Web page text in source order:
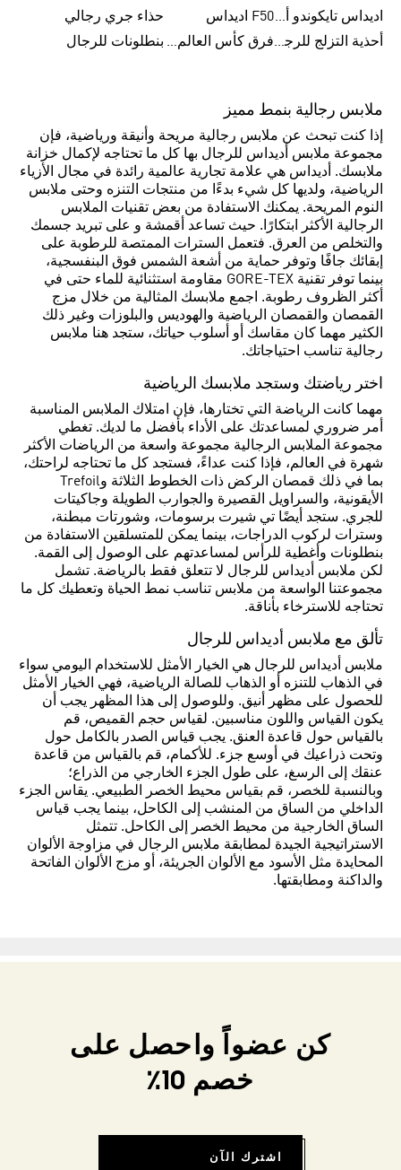
اديداس تايكوندو أورجنالزF50 اديداس
حذاء جري رجالي
أحذية التزلج للرجال
فرق كأس العالم FIFA 26™ بنطلونات للرجال
ملابس رجالية بنمط مميز
إذا كنت تبحث عن ملابس رجالية مريحة وأنيقة ورياضية، فإن
مجموعة ملابس أديداس للرجال بها كل ما تحتاجه لإكمال خزانة
ملابسك. أديداس هي علامة تجارية عالمية رائدة في مجال الأزياء
الرياضية، ولديها كل شيء بدءًا من منتجات التنزه وحتى ملابس
النوم المريحة. يمكنك الاستفادة من بعض تقنيات الملابس
الرجالية الأكثر ابتكارًا. حيث تساعد أقمشة و على تبريد جسمك
والتخلص من العرق. فتعمل السترات الممتصة للرطوبة على
إبقائك جافًا وتوفر حماية من أشعة الشمس فوق البنفسجية،
بينما توفر تقنية GORE-TEX مقاومة استثنائية للماء حتى في
أكثر الظروف رطوبة. اجمع ملابسك المثالية من خلال مزج
القمصان والقمصان الرياضية والهوديس والبلوزات وغير ذلك
الكثير مهما كان مقاسك أو أسلوب حياتك، ستجد هنا ملابس
رجالية تناسب احتياجاتك.
اختر رياضتك وستجد ملابسك الرياضية
مهما كانت الرياضة التي تختارها، فإن امتلاك الملابس المناسبة
أمر ضروري لمساعدتك على الأداء بأفضل ما لديك. تغطي
مجموعة الملابس الرجالية مجموعة واسعة من الرياضات الأكثر
شهرة في العالم، فإذا كنت عداءً، فستجد كل ما تحتاجه لراحتك،
بما في ذلك قمصان الركض ذات الخطوط الثلاثة وTrefoil
الأيقونية، والسراويل القصيرة والجوارب الطويلة وجاكيتات
للجري. ستجد أيضًا تي شيرت برسومات، وشورتات مبطنة،
وسترات لركوب الدراجات، بينما يمكن للمتسلقين الاستفادة من
بنطلونات وأغطية للرأس لمساعدتهم على الوصول إلى القمة.
لكن ملابس أديداس للرجال لا تتعلق فقط بالرياضة. تشمل
مجموعتنا الواسعة من ملابس تناسب نمط الحياة وتعطيك كل ما
تحتاجه للاسترخاء بأناقة.
تألق مع ملابس أديداس للرجال
ملابس أديداس للرجال هي الخيار الأمثل للاستخدام اليومي سواء
في الذهاب للتنزه أو الذهاب للصالة الرياضية، فهي الخيار الأمثل
للحصول على مظهر أنيق. وللوصول إلى هذا المظهر يجب أن
يكون القياس واللون مناسبين. لقياس حجم القميص، قم
بالقياس حول قاعدة العنق. يجب قياس الصدر بالكامل حول
وتحت ذراعيك في أوسع جزء. للأكمام، قم بالقياس من قاعدة
عنقك إلى الرسغ، على طول الجزء الخارجي من الذراع؛
وبالنسبة للخصر، قم بقياس محيط الخصر الطبيعي. يقاس الجزء
الداخلي من الساق من المنشب إلى الكاحل، بينما يجب قياس
الساق الخارجية من محيط الخصر إلى الكاحل. تتمثل
الاستراتيجية الجيدة لمطابقة ملابس الرجال في مزاوجة الألوان
المحايدة مثل الأسود مع الألوان الجريئة، أو مزج الألوان الفاتحة
والداكنة ومطابقتها.
كن عضواً واحصل على
خصم 10٪
اشترك الآن